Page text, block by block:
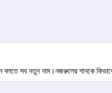
সব নতুন নাম।নজরুলের গানকে